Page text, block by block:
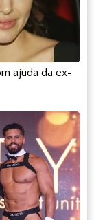
ajuda da ex-